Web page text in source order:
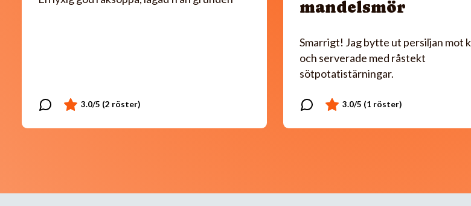
mandelsmör
Smarrigt! Jag bytte ut persiljan mot
och serverade med råstekt
sötpotatistärningar.